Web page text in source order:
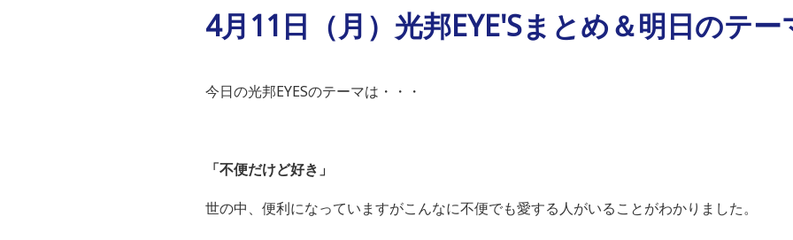
4月11日（月）光邦EYE'Sまとめ＆明日のテー
今日の光邦EYESのテーマは・・・
「不便だけど好き」
世の中、便利になっていますがこんなに不便でも愛する人がいることがわかりました。